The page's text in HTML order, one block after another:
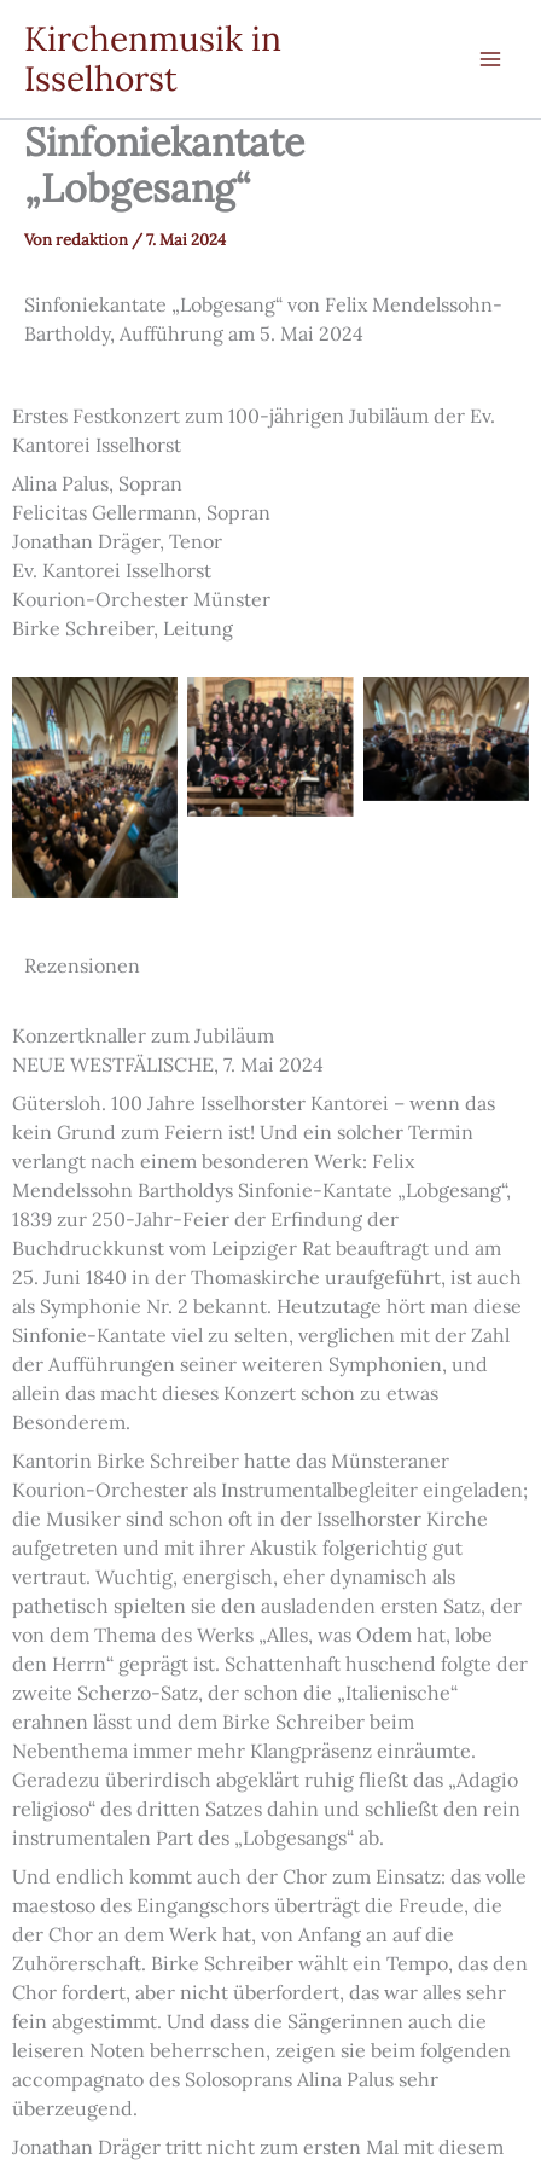
Inhalt
springen
Kirchenmusik in
Isselhorst
Sinfoniekantate
„Lobgesang“
Vonredaktion /7. Mai 2024
Sinfoniekantate „Lobgesang“ von Felix Mendelssohn-
Bartholdy, Aufführung am 5. Mai 2024
Erstes Festkonzert zum 100-jährigen Jubiläum der Ev.
Kantorei Isselhorst
Alina Palus, Sopran
Felicitas Gellermann, Sopran
Jonathan Dräger, Tenor
Ev. Kantorei Isselhorst
Kourion-Orchester Münster
Birke Schreiber, Leitung
Rezensionen
Konzertknaller zum Jubiläum
NEUE WESTFÄLISCHE, 7. Mai 2024
Gütersloh. 100 Jahre Isselhorster Kantorei – wenn das
kein Grund zum Feiern ist! Und ein solcher Termin
verlangt nach einem besonderen Werk: Felix
Mendelssohn Bartholdys Sinfonie-Kantate „Lobgesang“,
1839 zur 250-Jahr-Feier der Erfindung der
Buchdruckkunst vom Leipziger Rat beauftragt und am
25. Juni 1840 in der Thomaskirche uraufgeführt, ist auch
als Symphonie Nr. 2 bekannt. Heutzutage hört man diese
Sinfonie-Kantate viel zu selten, verglichen mit der Zahl
der Aufführungen seiner weiteren Symphonien, und
allein das macht dieses Konzert schon zu etwas
Besonderem.
Kantorin Birke Schreiber hatte das Münsteraner
Kourion-Orchester als Instrumentalbegleiter eingeladen;
die Musiker sind schon oft in der Isselhorster Kirche
aufgetreten und mit ihrer Akustik folgerichtig gut
vertraut. Wuchtig, energisch, eher dynamisch als
pathetisch spielten sie den ausladenden ersten Satz, der
von dem Thema des Werks „Alles, was Odem hat, lobe
den Herrn“ geprägt ist. Schattenhaft huschend folgte der
zweite Scherzo-Satz, der schon die „Italienische“
erahnen lässt und dem Birke Schreiber beim
Nebenthema immer mehr Klangpräsenz einräumte.
Geradezu überirdisch abgeklärt ruhig fließt das „Adagio
religioso“ des dritten Satzes dahin und schließt den rein
instrumentalen Part des „Lobgesangs“ ab.
Und endlich kommt auch der Chor zum Einsatz: das volle
maestoso des Eingangschors überträgt die Freude, die
der Chor an dem Werk hat, von Anfang an auf die
Zuhörerschaft. Birke Schreiber wählt ein Tempo, das den
Chor fordert, aber nicht überfordert, das war alles sehr
fein abgestimmt. Und dass die Sängerinnen auch die
leiseren Noten beherrschen, zeigen sie beim folgenden
accompagnato des Solosoprans Alina Palus sehr
überzeugend.
Jonathan Dräger tritt nicht zum ersten Mal mit diesem